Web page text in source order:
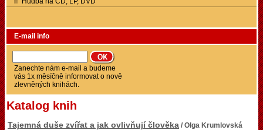
E-mail info
Zanechte nám e-mail a budeme
vás 1x měsíčně informovat o nově
zlevněných knihách.
Katalog knih
Tajemná duše zvířat a jak ovlivňují člověka / Olga Krumlovská